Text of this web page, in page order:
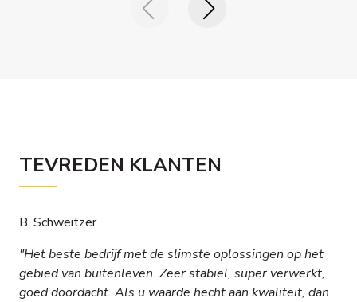
TEVREDEN KLANTEN
B. Schweitzer
"Het beste bedrijf met de slimste oplossingen op het
gebied van buitenleven. Zeer stabiel, super verwerkt,
goed doordacht. Als u waarde hecht aan kwaliteit, dan